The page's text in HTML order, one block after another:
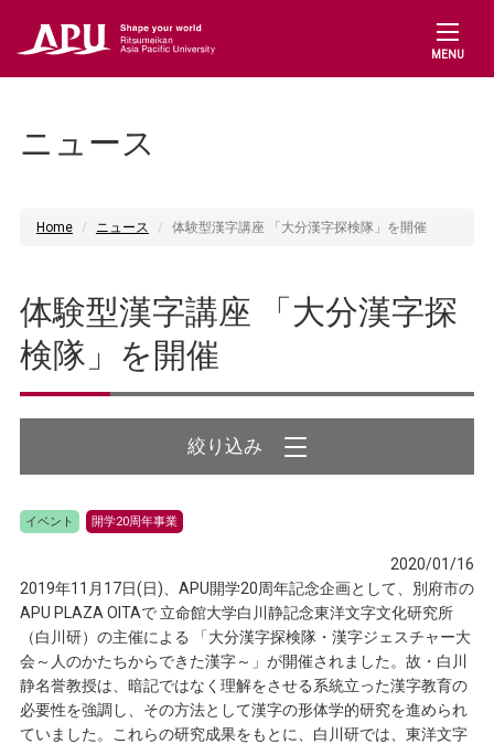
MENU
ニュース
Home ニュース 体験型漢字講座 「大分漢字探検隊」を開催
体験型漢字講座 「大分漢字探
検隊」を開催
イベント 開学20周年事業
2020/01/16
2019年11月17日(日)、APU開学20周年記念企画として、別府市の
APU PLAZA OITAで 立命館大学白川静記念東洋文字文化研究所
（白川研）の主催による 「大分漢字探検隊・漢字ジェスチャー大
会～人のかたちからできた漢字～」が開催されました。故・白川
静名誉教授は、暗記ではなく理解をさせる系統立った漢字教育の
必要性を強調し、その方法として漢字の形体学的研究を進められ
ていました。これらの研究成果をもとに、白川研では、東洋文字